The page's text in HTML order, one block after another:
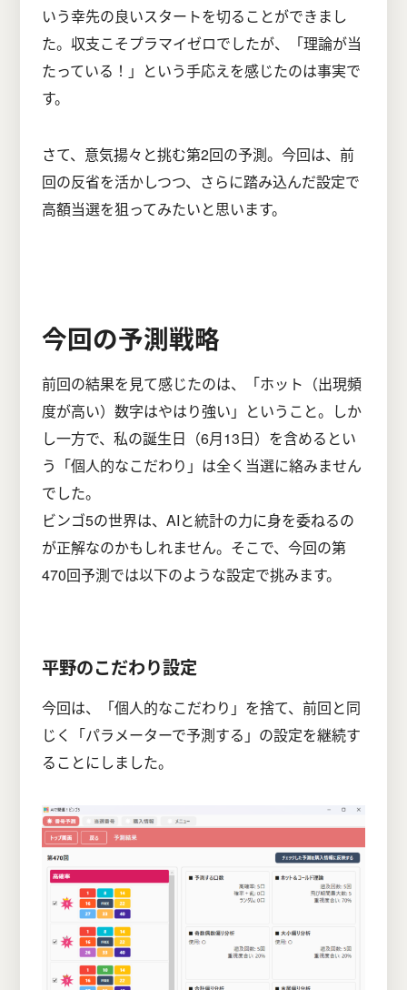
いう幸先の良いスタートを切ることができまし
た。収支こそプラマイゼロでしたが、「理論が当
たっている！」という手応えを感じたのは事実で
す。
さて、意気揚々と挑む第2回の予測。今回は、前
回の反省を活かしつつ、さらに踏み込んだ設定で
高額当選を狙ってみたいと思います。
今回の予測戦略
前回の結果を見て感じたのは、「ホット（出現頻
度が高い）数字はやはり強い」ということ。しか
し一方で、私の誕生日（6月13日）を含めるとい
う「個人的なこだわり」は全く当選に絡みません
でした。
ビンゴ5の世界は、AIと統計の力に身を委ねるの
が正解なのかもしれません。そこで、今回の第
470回予測では以下のような設定で挑みます。
平野のこだわり設定
今回は、「個人的なこだわり」を捨て、前回と同
じく「パラメーターで予測する」の設定を継続す
ることにしました。